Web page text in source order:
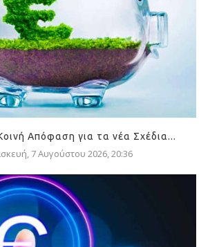
Απόφαση για τα νέα Σχέδια...
7 Αυγούστου 2026, 20:36